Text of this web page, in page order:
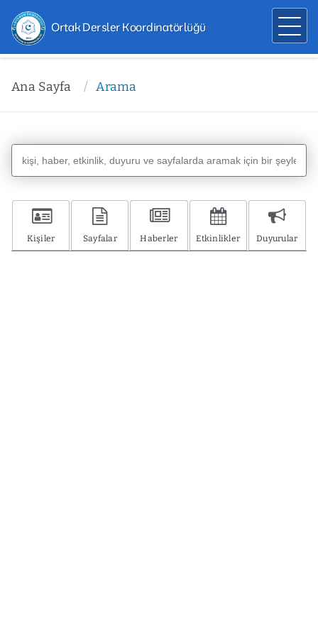
Ortak Dersler Koordinatörlüğü
Ana Sayfa Arama
Kişiler Sayfalar Haberler Etkinlikler Duyurular